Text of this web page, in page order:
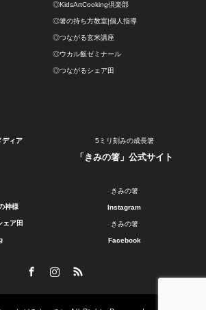
◎KidsArtCooking倶楽部
◎箸の持ち方教室|個人指導
◎つながる玄米講座
◎ウカル飯ゼミナール
◎つながるシェア田
ディア
神様
ェア田
5ミリ刻みの成長箸
「きみの箸」公式サイト
きみの箸
Instagram
きみの箸
Facebook